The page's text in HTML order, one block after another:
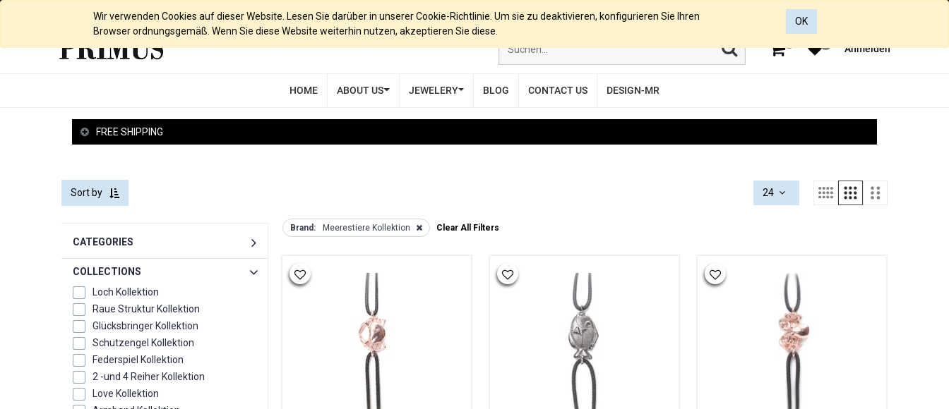
English (UK)
Anmelden
Wir verwenden Cookies auf dieser Website. Lesen Sie darüber in unserer Cookie-Richtlinie. Um sie zu deaktivieren, konfigurieren Sie Ihren
Browser ordnungsgemäß. Wenn Sie diese Website weiterhin nutzen, akzeptieren Sie diese.
OK
HOME ABOUT US JEWELERY BLOG CONTACT US DESIGN-MR
FREE SHIPPING
24
Sort by
COLLECTIONS
Loch Kollektion
Raue Struktur Kollektion
Glücksbringer Kollektion
Schutzengel Kollektion
Federspiel Kollektion
2 -und 4 Reiher Kollektion
Love Kollektion
CATEGORIES
Brand: Meerestiere Kollektion Clear All Filters